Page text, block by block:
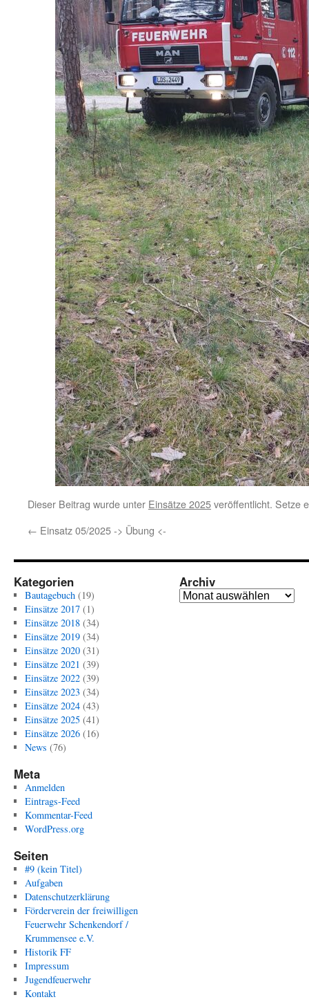
Dieser Beitrag wurde unter Einsätze 2025veröffentlicht. Setze
← Einsatz 05/2025 -> Übung <-
Kategorien
Bautagebuch(19)
Einsätze 2017(1)
Einsätze 2018(34)
Einsätze 2019(34)
Einsätze 2020(31)
Einsätze 2021 (39)
Einsätze 2022(39)
Einsätze 2023(34)
Einsätze 2024(43)
Einsätze 2025(41)
Einsätze 2026(16)
News (76)
Meta
Anmelden
Eintrags-Feed
Kommentar-Feed
WordPress.org
Seiten
#9 (kein Titel)
Aufgaben
Datenschutzerklärung
Förderverein der freiwilligen
Feuerwehr Schenkendorf /
Krummensee e.V.
Historik FF
Impressum
Jugendfeuerwehr
Kontakt
Archiv
Archiv